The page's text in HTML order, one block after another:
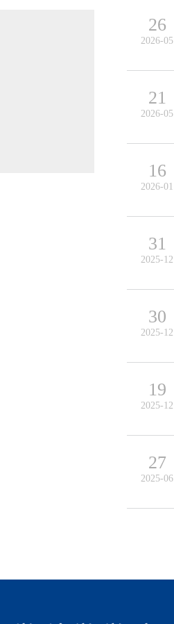
26
2026-05
21
2026-05
16
2026-01
31
2025-12
30
2025-12
19
2025-12
27
2025-06